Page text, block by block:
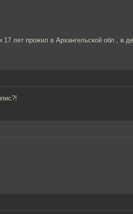
лет прожил в Архангельской обл., в